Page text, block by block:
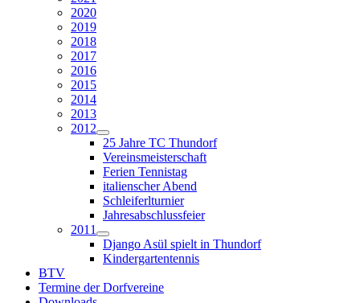
2020
2019
2018
2017
2016
2015
2014
2013
2012
25 Jahre TC Thundorf
Vereinsmeisterschaft
Ferien Tennistag
italienscher Abend
Schleiferlturnier
Jahresabschlussfeier
2011
Django Asül spielt in Thundorf
Kindergartentennis
BTV
Termine der Dorfvereine